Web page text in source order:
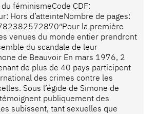
féminismeCode CDF:
Hors d’atteinteNombre de pages:
la première
venues du monde entier prendront
du scandale de leur
de Beauvoir En mars 1976, 2
de plus de 40 pays participent
des crimes contre les
Sous l’égide de Simone de
publiquement des
subissent, tant sexuelles que